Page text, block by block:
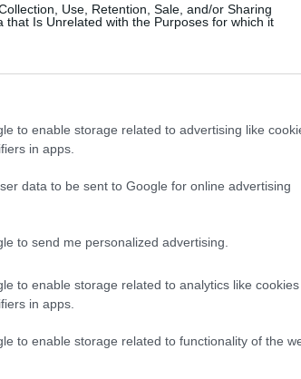
Use, Retention, Sale, and/or Sharing
that Is Unrelated with the Purposes for which it
to enable storage related to advertising like
in apps.
data to be sent to Google for online advertising
to send me personalized advertising.
to enable storage related to analytics like cookies
in apps.
to enable storage related to functionality of the
és az adatvédelmi tájékoztatóban